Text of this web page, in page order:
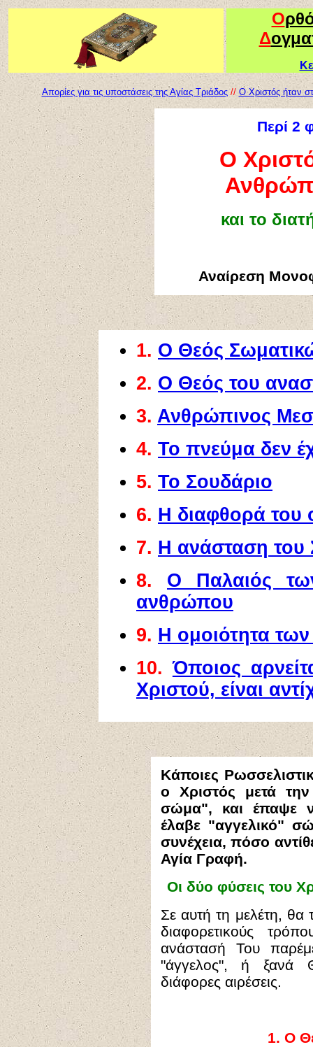
Ο
Δ
Απορίες για τις υποστάσεις της Αγίας Τριάδος// Ο Χριστός ήταν
Περί 2
Ο
και το
Αναίρεση
1. Ο Θεός
2. Ο Θεός του
3. Ανθρώπινος
4. Το πνεύμα δεν
5. Το Σουδάριο
6. Η διαφθορά του
7. Η ανάσταση του
8. Ο Παλαιός
ανθρώπου
9. Η ομοιότητα
10.Όποιος
Χριστού, είναι
Κάποιες
ο Χριστός μετά
σώμα", και έπαψε
έλαβε "αγγελικό"
συνέχεια, πόσο
Αγία Γραφή.
Οι δύο φύσεις του
Σε αυτή τη μελέτη, θα
διαφορετικούς
ανάστασή Του
"άγγελος", ή ξανά
διάφορες αιρέσεις.
1. Ο